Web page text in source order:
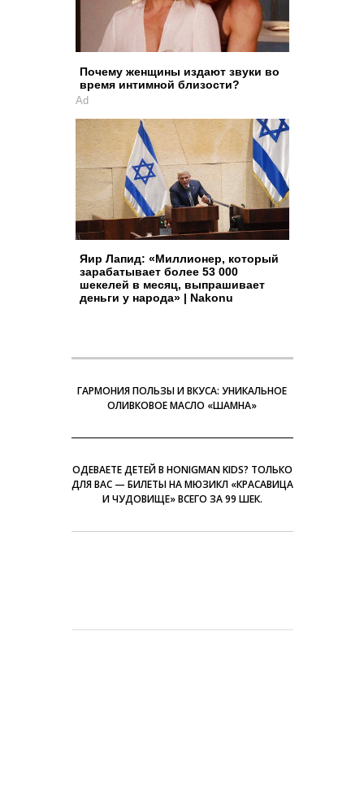
Почему женщины издают звуки во
время интимной близости?
Ad
Яир Лапид: «Миллионер, который
зарабатывает более 53 000
шекелей в месяц, выпрашивает
деньги у народа» | Nakonu
ГАРМОНИЯ ПОЛЬЗЫ И ВКУСА: УНИКАЛЬНОЕ
ОЛИВКОВОЕ МАСЛО «ШАМНА»
ОДЕВАЕТЕ ДЕТЕЙ В HONIGMAN KIDS? ТОЛЬКО
ДЛЯ ВАС — БИЛЕТЫ НА МЮЗИКЛ «КРАСАВИЦА
И ЧУДОВИЩЕ» ВСЕГО ЗА 99 ШЕК.